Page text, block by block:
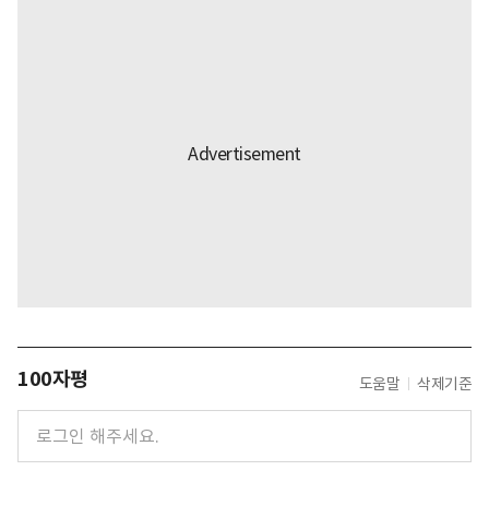
100자평 도움말 삭제기준